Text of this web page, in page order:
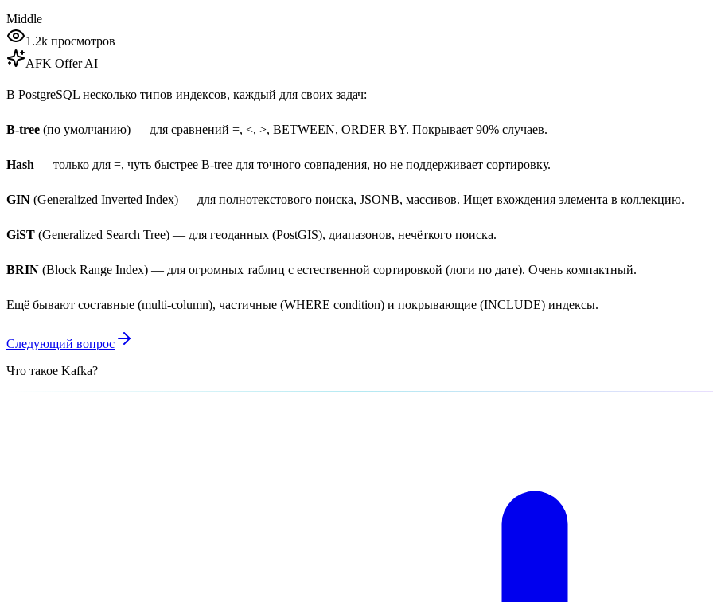
Middle
1.2k просмотров
AFK Offer AI
В PostgreSQL несколько типов индексов, каждый для своих задач:
B-tree (по умолчанию) — для сравнений =, <, >, BETWEEN, ORDER BY. Покрывает 90% случаев.
Hash — только для =, чуть быстрее B-tree для точного совпадения, но не поддерживает сортировку.
GIN (Generalized Inverted Index) — для полнотекстового поиска, JSONB, массивов. Ищет вхождения элемента в коллекцию.
GiST (Generalized Search Tree) — для геоданных (PostGIS), диапазонов, нечёткого поиска.
BRIN (Block Range Index) — для огромных таблиц с естественной сортировкой (логи по дате). Очень компактный.
Ещё бывают составные (multi-column), частичные (WHERE condition) и покрывающие (INCLUDE) индексы.
Следующий вопрос
Что такое Kafka?